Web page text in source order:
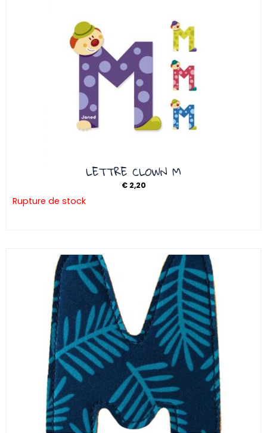
LETTRE CLOWN M
€2,20
Rupture de stock